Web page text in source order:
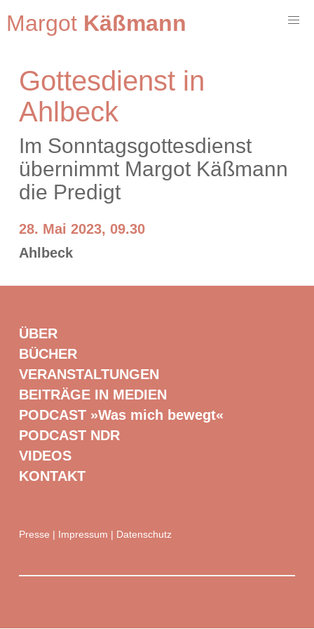
Margot Käßmann
Gottesdienst in
Ahlbeck
Im Sonntagsgottesdienst
übernimmt Margot Käßmann
die Predigt
28. Mai 2023, 09.30
Ahlbeck
ÜBER
BÜCHER
VERANSTALTUNGEN
BEITRÄGE IN MEDIEN
PODCAST »Was mich bewegt«
PODCAST NDR
VIDEOS
KONTAKT
Presse Impressum Datenschutz